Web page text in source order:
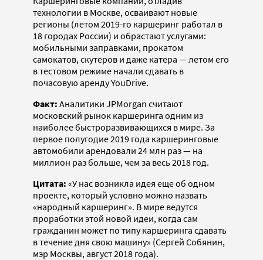
технологии в Москве, осваивают новые
регионы (летом 2019-го каршеринг работал в
18 городах России) и обрастают услугами:
мобильными заправками, прокатом
самокатов, скутеров и даже катера — летом его
в тестовом режиме начали сдавать в
почасовую аренду YouDrive.
Факт: Аналитики JPMorgan считают
московский рынок каршеринга одним из
наиболее быстроразвивающихся в мире. За
первое полугодие 2019 года каршеринговые
автомобили арендовали 24 млн раз — на
миллион раз больше, чем за весь 2018 год.
Цитата: «У нас возникла идея еще об одном
проекте, который условно можно назвать
«народный каршеринг». В мире ведутся
проработки этой новой идеи, когда сам
гражданин может по типу каршеринга сдавать
в течение дня свою машину» (Сергей Собянин,
мэр Москвы, август 2018 года).